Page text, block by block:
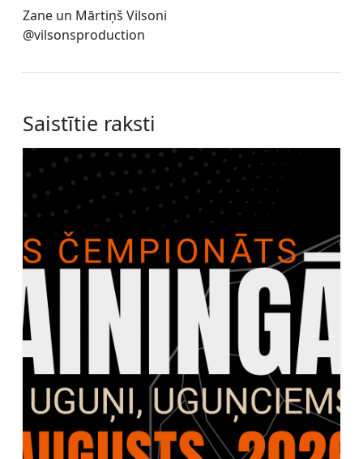
Zane un Mārtiņš Vilsoni
@vilsonsproduction
Saistītie raksti